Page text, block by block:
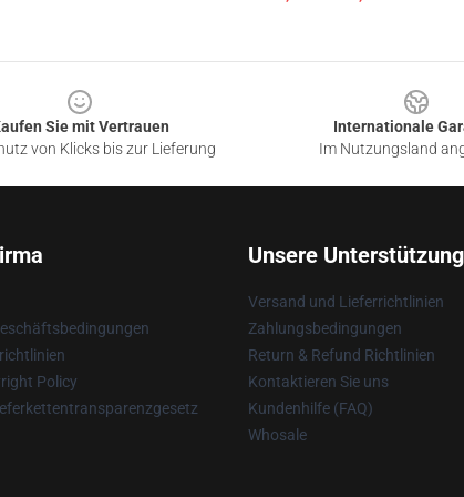
Sie mit Vertrauen
von Klicks bis zur Lieferung
Internationale
Im Nutzungsland
Policy
Unsere Unterstützung
Versand und Lieferrichtlinien
Zahlungsbedingungen
Return & Refund Richtlinien
Kontaktieren Sie uns
Kundenhilfe (FAQ)
Whosale